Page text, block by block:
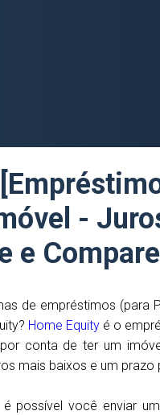
-
e
de empréstimos (para
Home Equityé o
por conta de ter um
mais baixos e um
possível você enviar